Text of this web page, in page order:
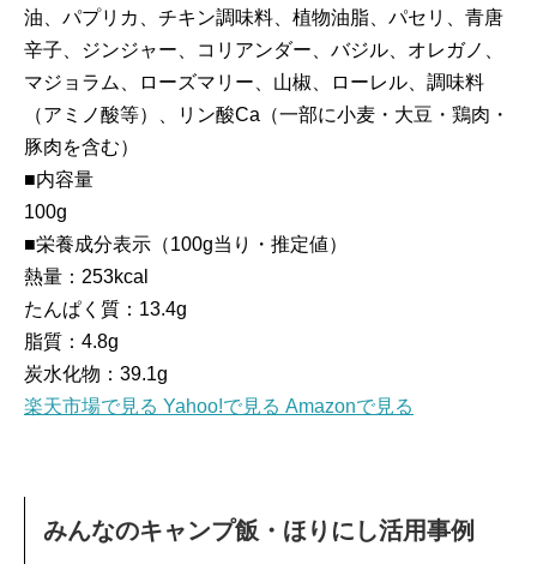
油、パプリカ、チキン調味料、植物油脂、パセリ、青唐
辛子、ジンジャー、コリアンダー、バジル、オレガノ、
マジョラム、ローズマリー、山椒、ローレル、調味料
（アミノ酸等）、リン酸Ca（一部に小麦・大豆・鶏肉・
豚肉を含む）
■内容量
100g
■栄養成分表示（100g当り・推定値）
熱量：253kcal
たんぱく質：13.4g
脂質：4.8g
炭水化物：39.1g
楽天市場で見る Yahoo!で見る Amazonで見る
みんなのキャンプ飯・ほりにし活用事例